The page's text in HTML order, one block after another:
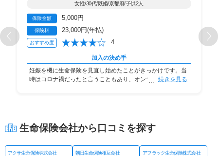
女性/30代/既婚/京都府/子供2人
保険金額 5,000円
保険料 23,000円(年払)
おすすめ度 4
加入の決め手
妊娠を機に生命保険を見直し始めたことがきっかけです。当
時はコロナ禍だったと言うこともあり、オンライン続きを見る
生命保険会社から口コミを探す
アクサ生命保険株式会社 朝日生命保険相互会社 アフラック生命保険株式会社